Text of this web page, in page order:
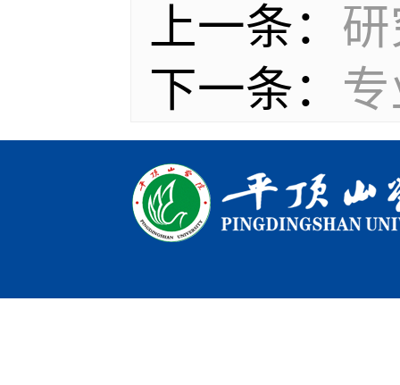
上一条：
下一条：